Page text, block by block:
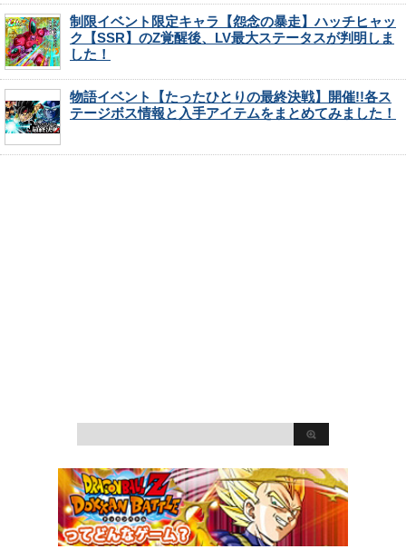
制限イベント限定キャラ【怨念の暴走】ハッチヒャッ
ク【SSR】のZ覚醒後、LV最大ステータスが判明しま
した！
物語イベント【たったひとりの最終決戦】開催!!各ス
テージボス情報と入手アイテムをまとめてみました！